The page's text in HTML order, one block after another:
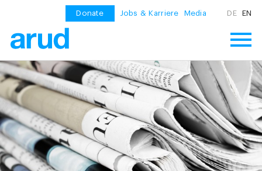
Donate Jobs & Karriere Media DE EN